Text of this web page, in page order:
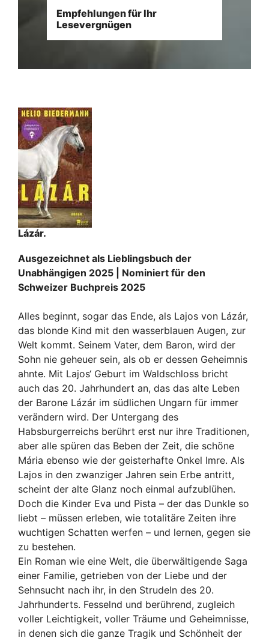
Empfehlungen für Ihr
Lesevergnügen
Lázár.
Ausgezeichnet als Lieblingsbuch der
Unabhängigen 2025 | Nominiert für den
Schweizer Buchpreis 2025
Alles beginnt, sogar das Ende, als Lajos von Lázár,
das blonde Kind mit den wasserblauen Augen, zur
Welt kommt. Seinem Vater, dem Baron, wird der
Sohn nie geheuer sein, als ob er dessen Geheimnis
ahnte. Mit Lajos‘ Geburt im Waldschloss bricht
auch das 20. Jahrhundert an, das das alte Leben
der Barone Lázár im südlichen Ungarn für immer
verändern wird. Der Untergang des
Habsburgerreichs berührt erst nur ihre Traditionen,
aber alle spüren das Beben der Zeit, die schöne
Mária ebenso wie der geisterhafte Onkel Imre. Als
Lajos in den zwanziger Jahren sein Erbe antritt,
scheint der alte Glanz noch einmal aufzublühen.
Doch die Kinder Eva und Pista – der das Dunkle so
liebt – müssen erleben, wie totalitäre Zeiten ihre
wuchtigen Schatten werfen – und lernen, gegen sie
zu bestehen.
Ein Roman wie eine Welt, die überwältigende Saga
einer Familie, getrieben von der Liebe und der
Sehnsucht nach ihr, in den Strudeln des 20.
Jahrhunderts. Fesselnd und berührend, zugleich
voller Leichtigkeit, voller Träume und Geheimnisse,
in denen sich die ganze Tragik und Schönheit der